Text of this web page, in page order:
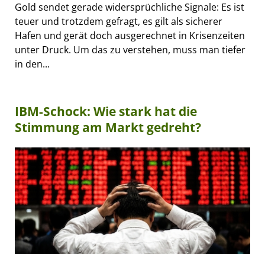
Gold sendet gerade widersprüchliche Signale: Es ist
teuer und trotzdem gefragt, es gilt als sicherer
Hafen und gerät doch ausgerechnet in Krisenzeiten
unter Druck. Um das zu verstehen, muss man tiefer
in den...
IBM-Schock: Wie stark hat die
Stimmung am Markt gedreht?